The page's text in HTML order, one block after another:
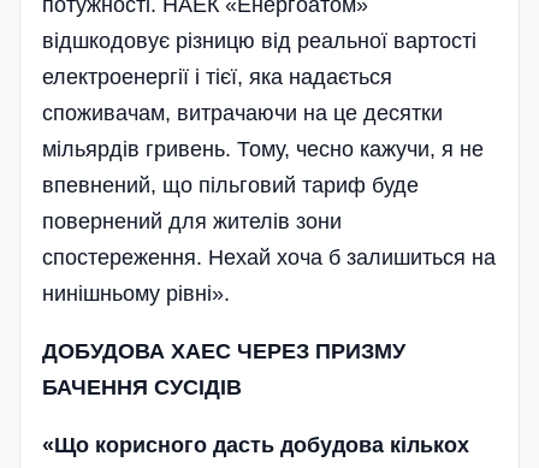
потужності. НАЕК «Енергоатом»
відшкодовує різницю від реальної вартості
електроенергії і тієї, яка надається
споживачам, витрачаючи на це десятки
мільярдів гривень. Тому, чесно кажучи, я не
впевнений, що пільговий тариф буде
повернений для жителів зони
спостереження. Нехай хоча б залишиться на
нинішньому рівні».
ДОБУДОВА ХАЕС ЧЕРЕЗ ПРИЗМУ
БАЧЕННЯ СУСІДІВ
«Що корисного дасть добудова кількох